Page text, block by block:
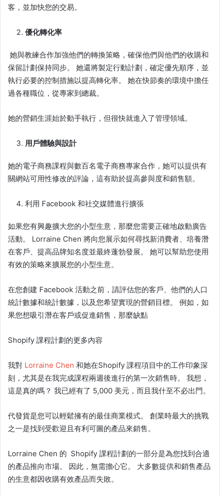
客，並加快您的交易。
優化轉化率
她與教練合作加強他們的轉換策略，確保他們與他們的收購和
保留計劃保持同步。 她還將製定行動計劃，確定優先順序，並
執行必要的控制措施以提高轉化率。 她在快節奏的環境中擔任
過各種職位，從專家到總裁。
她的營銷生涯始於動手執行，但很快就進入了管理領域。
用戶體驗與設計
她的電子商務課程與數百名電子商務專家合作，她可以提供有
關網站可用性修改的評論，這有助於提高參與度和銷售額。
利用 Facebook 和社交媒體進行擴張
如果您有興趣擴大您的小型生意 ，那麼您需要正確地啟動廣告
活動。 Lorraine Chen 將向您展示如何尋找新消費者、培養潛
在客戶、提高品牌知名度並最終蓬勃發展。 她可以幫助您使用
有效的策略來擴展您的小型生意。
在您創建 Facebook 活動之前，請評估您的客戶、他們的人口
統計數據和統計數據，以及您希望實現的營銷目標。 例如，如
果您想吸引潛在客戶或促進銷售，那麼缺點
Shopify 課程計劃的更多內容
我對 Lorraine Chen 和她在Shopify 課程項目中的工作印象深
刻，尤其是在我完成課程兩週後進行的第一次銷售時。 我想，
這是真的嗎？ 我已經有了 5,000 美元，而且我什至不必出門。
代發貨是您可以輕鬆擁有的最佳商業模式。 創業時最大的挑戰
之一是找到受歡迎且有利可圖的產品來銷售。
Lorraine Chen 的 Shopify 課程計劃的一部分是為您找到合適
的產品推向市場。 因此，無需擔心它。 大多數提供和銷售產品
的生意都因收購有效產品而失敗。